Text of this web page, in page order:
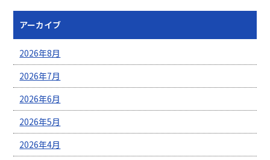
アーカイブ
2026年8月
2026年7月
2026年6月
2026年5月
2026年4月